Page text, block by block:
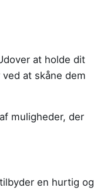
at holde dit
at skåne dem
muligheder, der
en hurtig og